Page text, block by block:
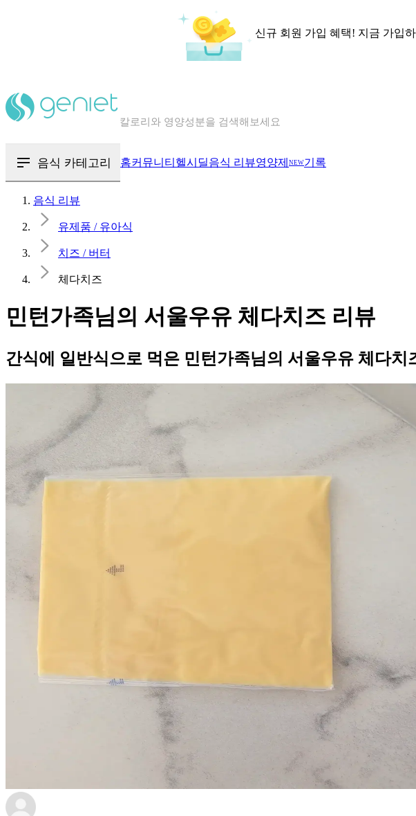
신규 회원 가입 혜택! 지금 가입
혈당 · 다이어트 음식 검색해보세요
음식 카테고리 홈커뮤니티 헬시딜음식 리뷰영양제 NEW기록
음식 리뷰
유제품 / 유아식
치즈 / 버터
체다치즈
민턴가족님의 서울우유 체다치즈 리뷰
간식에 일반식으로 먹은 민턴가족님의 서울우유 체다치